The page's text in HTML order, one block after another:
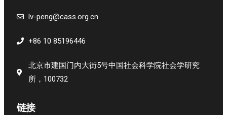
lv-peng@cass.org.cn
+86 10 85196446
北京市建国门内大街5号中国社会科学院社会学研究
所，100732
链接